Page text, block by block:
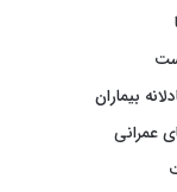
بیماران
عمرانی